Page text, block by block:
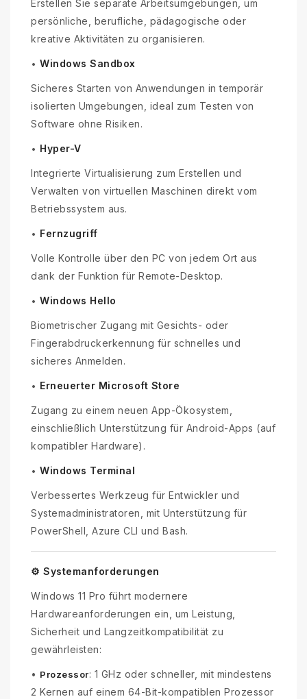
Erstellen Sie separate Arbeitsumgebungen, um
persönliche, berufliche, pädagogische oder
kreative Aktivitäten zu organisieren.
• Windows Sandbox
Sicheres Starten von Anwendungen in temporär
isolierten Umgebungen, ideal zum Testen von
Software ohne Risiken.
• Hyper-V
Integrierte Virtualisierung zum Erstellen und
Verwalten von virtuellen Maschinen direkt vom
Betriebssystem aus.
• Fernzugriff
Volle Kontrolle über den PC von jedem Ort aus
dank der Funktion für Remote-Desktop.
• Windows Hello
Biometrischer Zugang mit Gesichts- oder
Fingerabdruckerkennung für schnelles und
sicheres Anmelden.
• Erneuerter Microsoft Store
Zugang zu einem neuen App-Ökosystem,
einschließlich Unterstützung für Android-Apps (auf
kompatibler Hardware).
• Windows Terminal
Verbessertes Werkzeug für Entwickler und
Systemadministratoren, mit Unterstützung für
PowerShell, Azure CLI und Bash.
⚙️ Systemanforderungen
Windows 11 Pro führt modernere
Hardwareanforderungen ein, um Leistung,
Sicherheit und Langzeitkompatibilität zu
gewährleisten:
• Prozessor: 1 GHz oder schneller, mit mindestens
2 Kernen auf einem 64-Bit-kompatiblen Prozessor